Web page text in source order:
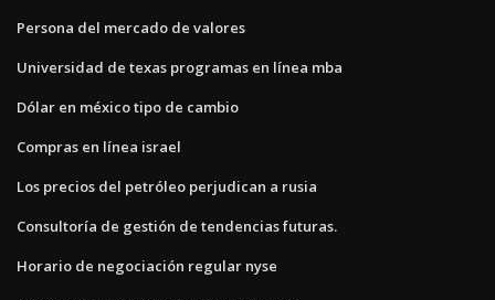
Persona del mercado de valores
Universidad de texas programas en línea mba
Dólar en méxico tipo de cambio
Compras en línea israel
Los precios del petróleo perjudican a rusia
Consultoría de gestión de tendencias futuras.
Horario de negociación regular nyse